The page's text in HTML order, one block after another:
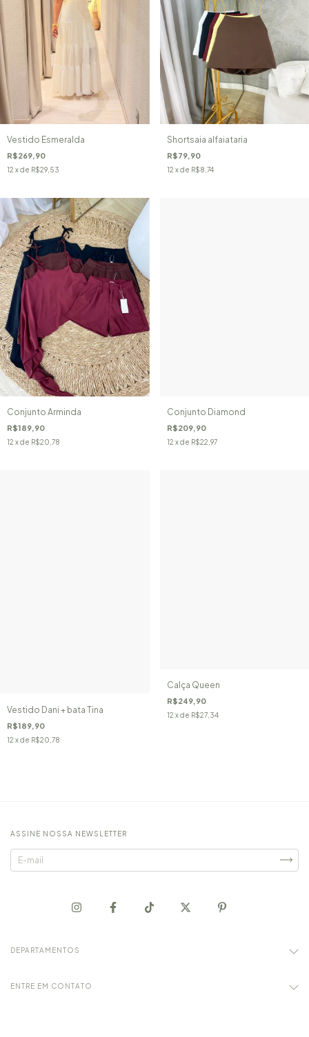
Vestido Esmeralda
R$269,90
12 x de R$29,53
Shortsaia alfaiataria
R$79,90
12 x de R$8,74
Conjunto Arminda
R$189,90
12 x de R$20,78
Conjunto Diamond
R$209,90
12 x de R$22,97
Vestido Dani + bata Tina
R$189,90
12 x de R$20,78
Calça Queen
R$249,90
12 x de R$27,34
ASSINE NOSSA NEWSLETTER
DEPARTAMENTOS
ENTRE EM CONTATO